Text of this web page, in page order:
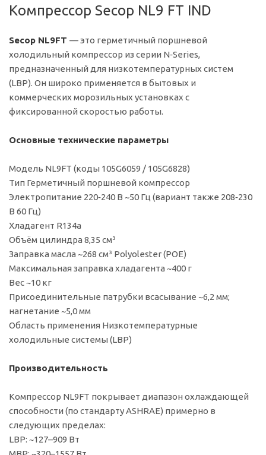
Компрессор Secop NL9 FT IND
Secop NL9FT — это герметичный поршневой
холодильный компрессор из серии N‑Series,
предназначенный для низкотемпературных систем
(LBP). Он широко применяется в бытовых и
коммерческих морозильных установках с
фиксированной скоростью работы.
Основные технические параметры
Модель NL9FT (коды 105G6059 / 105G6828)
Тип Герметичный поршневой компрессор
Электропитание 220‑240 В ~50 Гц (вариант также 208‑230
В 60 Гц)
Хладагент R134a
Объём цилиндра 8,35 см³
Заправка масла ~268 см³ Polyolester (POE)
Максимальная заправка хладагента ~400 г
Вес ~10 кг
Присоединительные патрубки всасывание ~6,2 мм;
нагнетание ~5,0 мм
Область применения Низкотемпературные
холодильные системы (LBP)
Производительность
Компрессор NL9FT покрывает диапазон охлаждающей
способности (по стандарту ASHRAE) примерно в
следующих пределах:
LBP: ~127–909 Вт